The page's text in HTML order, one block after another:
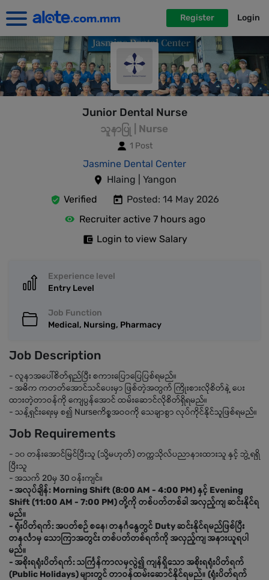
Register Login
Junior Dental Nurse
သူနာပြု | Nurse
1 Post
Jasmine Dental Center
Hlaing | Yangon
Verified
Posted: 14 May 2026
Recruiter active 7 hours ago
Login to view Salary
Experience level
Entry Level
Job Function
Medical, Nursing, Pharmacy
Job Description
- လူနာအပေါ်စိတ်ရှည်ပြီး စကားပြောပြေပြစ်ရမည်။
- အဓိက ကတတ်အောင်သင်ပေးမှာ ဖြစ်တဲ့အတွက် ကြိုးစားလိုစိတ်နဲ့ ပေး
ထားတဲ့တာဝန်ကို ကျေပွန်အောင် ထမ်းဆောင်လိုစိတ်ရှိရမည်။
- သန့်ရှင်းရေးမှ စ၍ Nurseကိစ္စအဝဝကို သေချာစွာ လုပ်ကိုင်နိုင်သူဖြစ်ရမည်။
Job Requirements
- ၁၀ တန်းအောင်မြင်ပြီးသူ (သို့မဟုတ်) တက္ကသိုလ်ပညာနားထားသူ နှင့် ဘွဲ့ရရှိ
ပြီးသူ
- အသက် 20မှ 30 ဝန်းကျင်။
- အလုပ်ချိန်: Morning Shift (8:00 AM - 4:00 PM) နှင့် Evening
Shift (11:00 AM - 7:00 PM) တို့ကို တစ်ပတ်တစ်ခါ အလှည့်ကျ ဆင်းနိုင်ရ
မည်။
- ရုံးပိတ်ရက်: အပတ်စဉ် စနေ၊ တနင်္ဂနွေတွင် Duty ဆင်းနိုင်ရမည်ဖြစ်ပြီး
တနင်္လာမှ သောကြာအတွင်း တစ်ပတ်တစ်ရက်ကို အလှည့်ကျ အနားယူရပါ
မည်။
- အစိုးရရုံးပိတ်ရက်: သင်္ကြန်ကာလမှလွဲ၍ ကျန်ရှိသော အစိုးရရုံးပိတ်ရက်
(Public Holidays) များတွင် တာဝန်ထမ်းဆောင်နိုင်ရမည်။ (ရုံးပိတ်ရက်